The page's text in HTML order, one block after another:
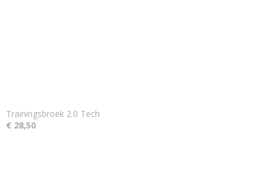
Trainingsbroek 2.0 Tech
€ 28,50